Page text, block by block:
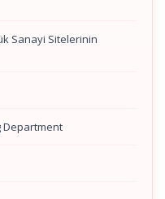
Sanayi Sitelerinin
Department